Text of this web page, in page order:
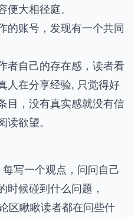
大相径庭。
的账号，发现有一个共同
者自己的存在感，读者看
人在分享经验, 只觉得好
目，没有真实感就没有信
欲望。
每写一个观点，问问自己
时候碰到什么问题，
区瞅瞅读者都在问些什